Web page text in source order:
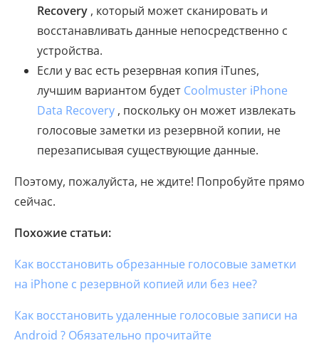
Recovery , который может сканировать и
восстанавливать данные непосредственно с
устройства.
Если у вас есть резервная копия iTunes,
лучшим вариантом будет Coolmuster iPhone
Data Recovery , поскольку он может извлекать
голосовые заметки из резервной копии, не
перезаписывая существующие данные.
Поэтому, пожалуйста, не ждите! Попробуйте прямо
сейчас.
Похожие статьи:
Как восстановить обрезанные голосовые заметки
на iPhone с резервной копией или без нее?
Как восстановить удаленные голосовые записи на
Android ? Обязательно прочитайте